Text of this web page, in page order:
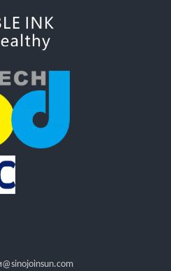
@sinojoinsun.com